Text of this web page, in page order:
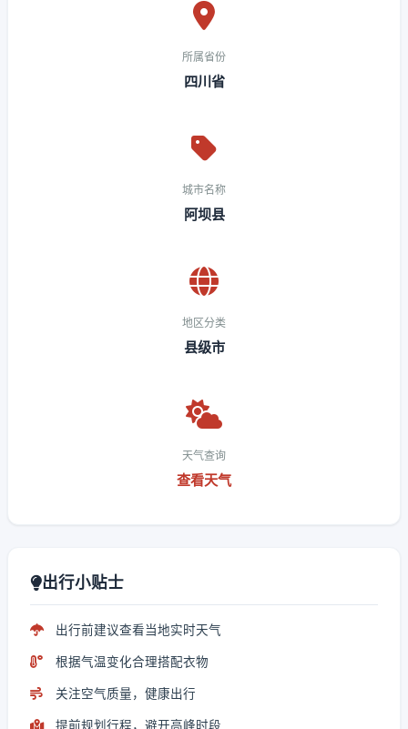
所属省份
四川省
城市名称
阿坝县
地区分类
县级市
天气查询
查看天气
出行小贴士
出行前建议查看当地实时天气
根据气温变化合理搭配衣物
关注空气质量，健康出行
提前规划行程，避开高峰时段